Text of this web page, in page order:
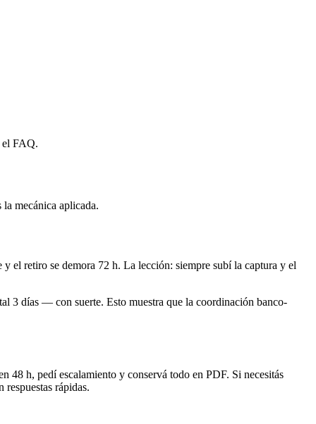
el FAQ.
mecánica aplicada.
el retiro se demora 72 h. La lección: siempre subí la captura y el
3 días — con suerte. Esto muestra que la coordinación banco-
48 h, pedí escalamiento y conservá todo en PDF. Si necesitás
rápidas.